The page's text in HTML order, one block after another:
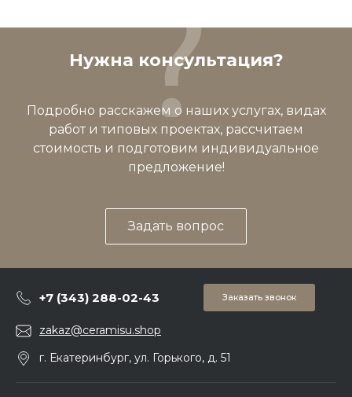
Нужна консультация?
Подробно расскажем о наших услугах, видах
работ и типовых проектах, рассчитаем
стоимость и подготовим индивидуальное
предложение!
Задать вопрос
+7 (343) 288-02-43 Заказать звонок
zakaz@ceramisu.shop
г. Екатеринбург, ул. Горького, д. 51